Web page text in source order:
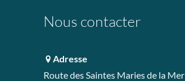
Nous contacter
Adresse
Route des Saintes Maries de la Mer